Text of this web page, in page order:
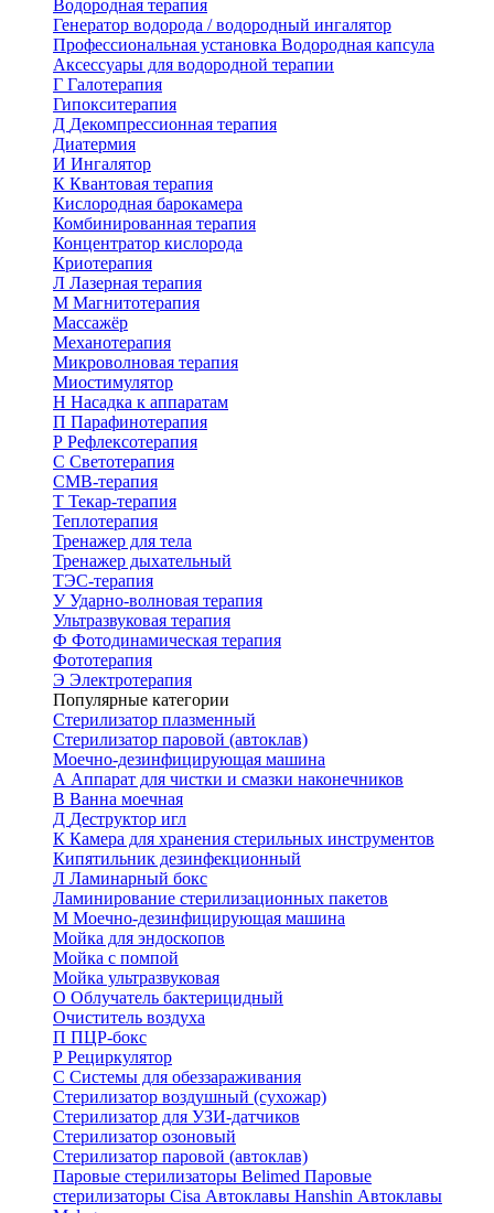
Водородная терапия
Генератор водорода / водородный ингалятор
Профессиональная установка Водородная капсула
Аксессуары для водородной терапии
Г Галотерапия
Гипокситерапия
Д Декомпрессионная терапия
Диатермия
И Ингалятор
К Квантовая терапия
Кислородная барокамера
Комбинированная терапия
Концентратор кислорода
Криотерапия
Л Лазерная терапия
М Магнитотерапия
Массажёр
Механотерапия
Микроволновая терапия
Миостимулятор
Н Насадка к аппаратам
П Парафинотерапия
Р Рефлексотерапия
С Светотерапия
СМВ-терапия
Т Текар-терапия
Теплотерапия
Тренажер для тела
Тренажер дыхательный
ТЭС-терапия
УУдарно-волновая терапия
Ультразвуковая терапия
Ф Фотодинамическая терапия
Фототерапия
Э Электротерапия
Популярные категории
Стерилизатор плазменный
Стерилизатор паровой (автоклав)
Моечно-дезинфицирующая машина
А Аппарат для чистки и смазки наконечников
В Ванна моечная
Д Деструктор игл
К Камера для хранения стерильных инструментов
Кипятильник дезинфекционный
Л Ламинарный бокс
Ламинирование стерилизационных пакетов
М Моечно-дезинфицирующая машина
Мойка для эндоскопов
Мойка с помпой
Мойка ультразвуковая
О Облучатель бактерицидный
Очиститель воздуха
П ПЦР-бокс
Р Рециркулятор
С Системы для обеззараживания
Стерилизатор воздушный (сухожар)
Стерилизатор для УЗИ-датчиков
Стерилизатор озоновый
Стерилизатор паровой (автоклав)
Паровые стерилизаторы Belimed Паровые
стерилизаторы Cisa Автоклавы Hanshin Автоклавы